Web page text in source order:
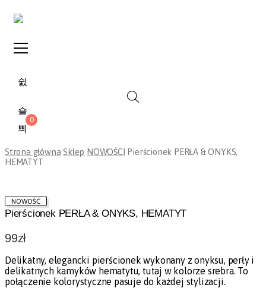
0
Strona główna Sklep NOWOŚCI Pierścionek PERŁA & ONYKS,
HEMATYT
NOWOŚĆ
Pierścionek PERŁA & ONYKS, HEMATYT
99zł
Delikatny, elegancki pierścionek wykonany z onyksu, perły i
delikatnych kamyków hematytu, tutaj w kolorze srebra. To
połączenie kolorystyczne pasuje do każdej stylizacji.